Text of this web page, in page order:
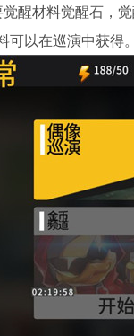
醒材料觉醒石，
以在巡演中获得。